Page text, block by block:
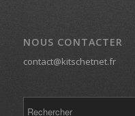
NOUS CONTACTER
contact@kitschetnet.fr